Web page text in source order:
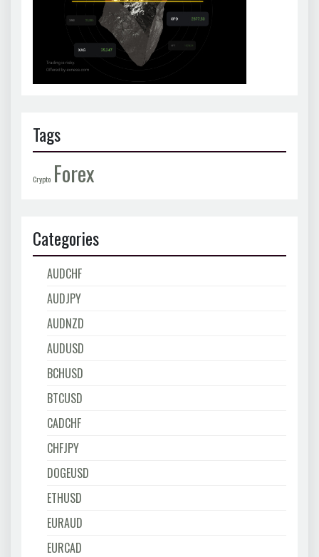
Tags
Crypto Forex
Categories
AUDCHF
AUDJPY
AUDNZD
AUDUSD
BCHUSD
BTCUSD
CADCHF
CHFJPY
DOGEUSD
ETHUSD
EURAUD
EURCAD